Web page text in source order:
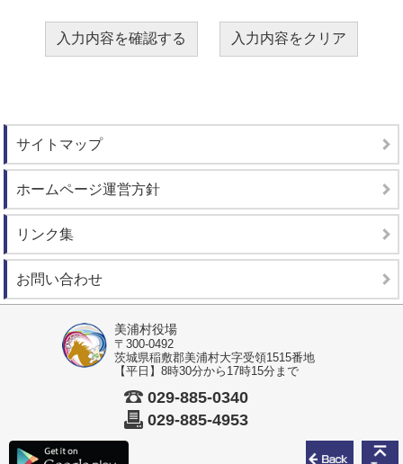
前の
サイトマップ
ホームページ運営方針
リンク集
お問い合わせ
美浦村役場
〒300-0492
茨城県稲敷郡美浦村大字受領1515番地
【平日】8時30分から17時15分まで
029-885-0340
029-885-4953